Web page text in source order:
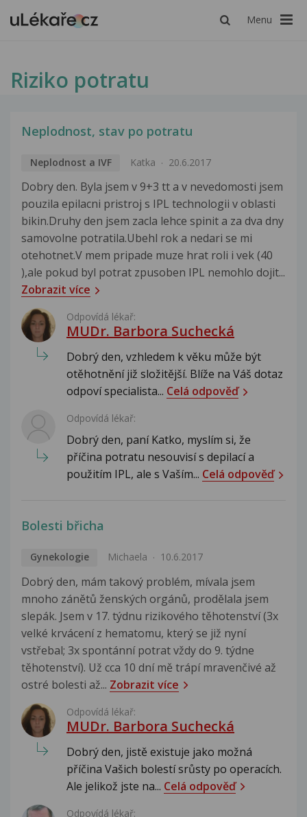
Menu
Riziko potratu
Neplodnost, stav po potratu
Neplodnost a IVF Katka 20.6.2017
Dobry den. Byla jsem v 9+3 tt a v nevedomosti jsem
pouzila epilacni pristroj s IPL technologii v oblasti
bikin.Druhy den jsem zacla lehce spinit a za dva dny
samovolne potratila.Ubehl rok a nedari se mi
otehotnet.V mem pripade muze hrat roli i vek (40
),ale pokud byl potrat zpusoben IPL nemohlo dojit...
Zobrazit více
Odpovídá lékař:
MUDr. Barbora Suchecká
Dobrý den, vzhledem k věku může být
otěhotnění již složitější. Blíže na Váš dotaz
odpoví specialista... Celá odpověď
Odpovídá lékař:
Dobrý den, paní Katko, myslím si, že
příčina potratu nesouvisí s depilací a
použitím IPL, ale s Vaším... Celá odpověď
Bolesti břicha
Gynekologie Michaela 10.6.2017
Dobrý den, mám takový problém, mívala jsem
mnoho zánětů ženských orgánů, prodělala jsem
slepák. Jsem v 17. týdnu rizikového těhotenství (3x
velké krvácení z hematomu, který se již nyní
vstřebal; 3x spontánní potrat vždy do 9. týdne
těhotenství). Už cca 10 dní mě trápí mravenčivé až
ostré bolesti až... Zobrazit více
Odpovídá lékař:
MUDr. Barbora Suchecká
Dobrý den, jistě existuje jako možná
příčina Vašich bolestí srůsty po operacích.
Ale jelikož jste na... Celá odpověď
Odpovídá lékař: